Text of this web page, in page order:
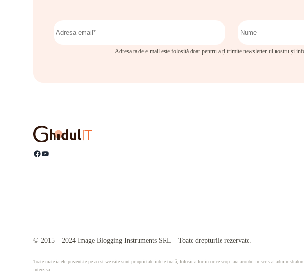
Adresa ta de e-mail este folosită doar pentru a-ți trimite newsletter-ul nostru și
Facebook YouTube
© 2015 – 2024 Image Blogging Instruments SRL – Toate drepturile rezervate.
Toate materialele prezentate pe acest website sunt prioprietate intelectuală, folosirea lor in orice scop fara acordul in scris al
interzisa.